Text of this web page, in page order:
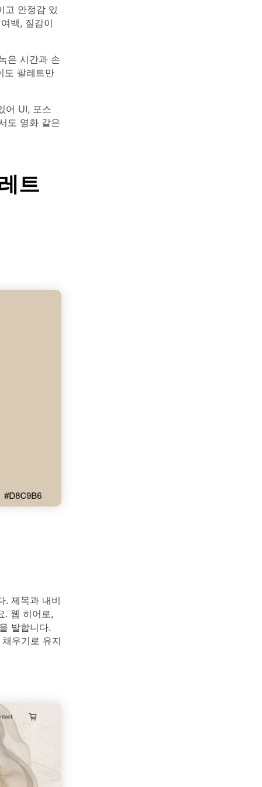
고 안정감 있
백, 질감이
은 시간과 손
도 팔레트만
어 UI, 포스
도 영화 같은
트
. 제목과 내비
. 웹 히어로,
발합니다.
우기로 유지